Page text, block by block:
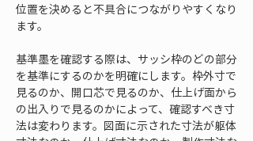
位置を決めると不具合につながりやすくなり
ます。
基準墨を確認する際は、サッシ枠のどの部分
を基準にするのかを明確にします。枠外寸で
見るのか、開口芯で見るのか、仕上げ面から
の出入りで見るのかによって、確認すべき寸
法は変わります。図面に示された寸法が躯体